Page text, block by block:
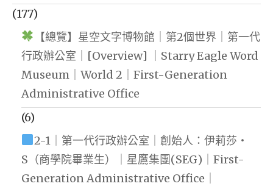
(177)
【總覽】星空文字博物館｜第2個世界｜第一代
行政辦公室｜[Overview] ｜Starry Eagle Word
Museum｜World 2｜First-Generation
Administrative Office
(6)
2-1｜第一代行政辦公室｜創始人：伊莉莎・
S（商學院畢業生）｜星鷹集團(SEG)｜First-
Generation Administrative Office｜